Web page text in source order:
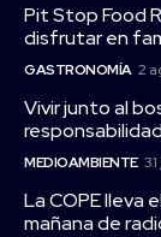
Pit Stop Food
disfrutar en
GASTRONOMÍA 2
Vivir junto al
MEDIOAMBIENTE
La COPE lleva
mañana de